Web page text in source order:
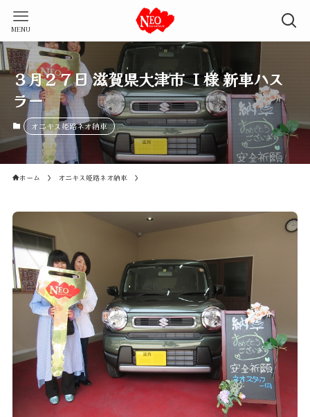
MENU
３月２７日 滋賀県大津市 Ｉ様 新車ハス
ラー
オニキス姫路ネオ納車
ホーム オニキス姫路ネオ納車